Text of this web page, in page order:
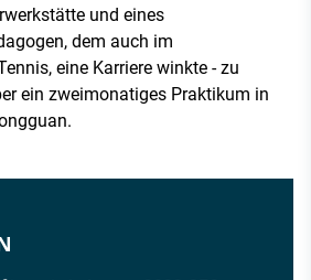
und eines
dem auch im
eine Karriere winkte - zu
ein zweimonatiges Praktikum in